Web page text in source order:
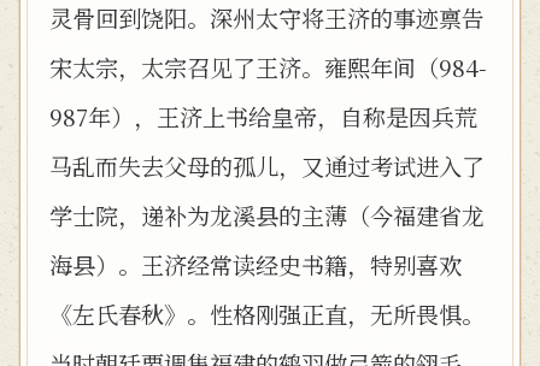
灵骨回到饶阳。深州太守将王济的事迹禀告
宋太宗，太宗召见了王济。雍熙年间（984-
987年），王济上书给皇帝，自称是因兵荒
马乱而失去父母的孤儿，又通过考试进入了
学士院，递补为龙溪县的主薄（今福建省龙
海县）。王济经常读经史书籍，特别喜欢
《左氏春秋》。性格刚强正直，无所畏惧。